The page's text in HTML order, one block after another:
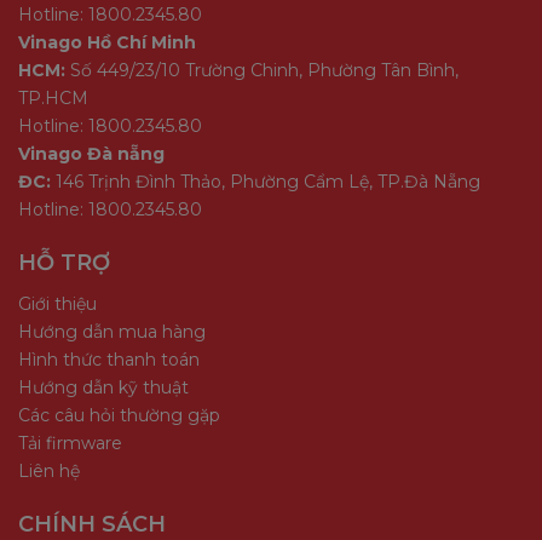
Hotline: 1800.2345.80
Vinago Hồ Chí Minh
HCM: Số 449/23/10 Trường Chinh, Phường Tân Bình,
TP.HCM
Hotline: 1800.2345.80
Vinago Đà nẵng
ĐC: 146 Trịnh Đình Thảo, Phường Cẩm Lệ, TP.Đà Nẵng
Hotline: 1800.2345.80
HỖ TRỢ
Giới thiệu
Hướng dẫn mua hàng
Hình thức thanh toán
Hướng dẫn kỹ thuật
Các câu hỏi thường gặp
Tải firmware
Liên hệ
CHÍNH SÁCH